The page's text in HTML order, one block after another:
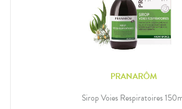
PRANARÔM
Sirop Voies Respiratoires